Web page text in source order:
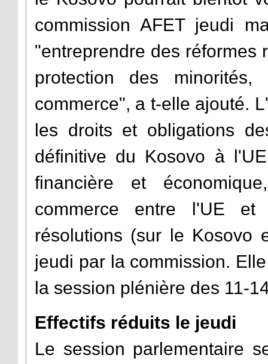
commission AFET jeudi
"entreprendre des réformes
protection des
commerce", a t-elle ajouté.
les droits et obligations
définitive du Kosovo à
financière et
commerce entre l'UE
résolutions (sur le Kosovo
jeudi par la commission.
la session plénière des 11-
Effectifs réduits le jeudi
Le session parlementaire